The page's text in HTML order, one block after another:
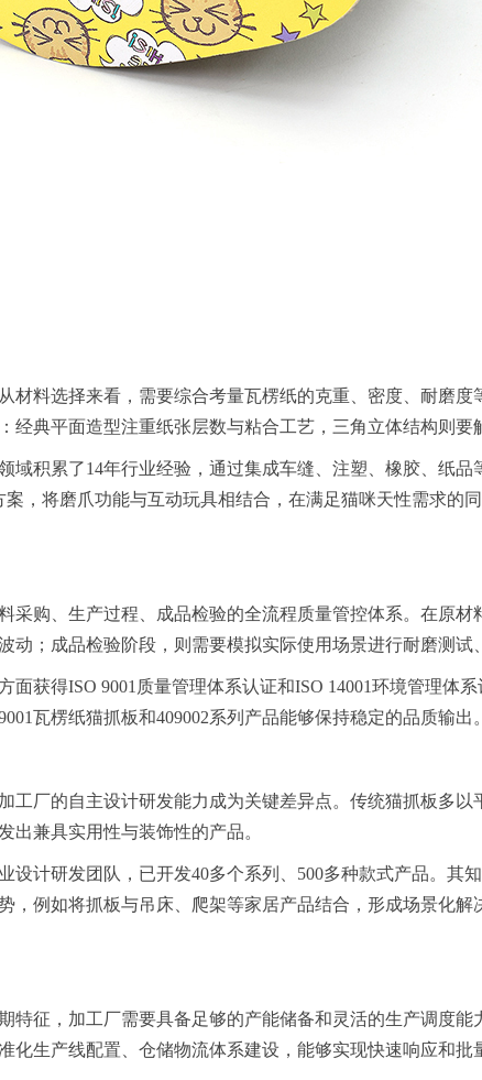
材料选择来看，需要综合考量瓦楞纸的克重、密度、耐磨度
经典平面造型注重纸张层数与粘合工艺，三角立体结构则
域积累了14年行业经验，通过集成车缝、注塑、橡胶、纸
案，将磨爪功能与互动玩具相结合，在满足猫咪天性需求
采购、生产过程、成品检验的全流程质量管控体系。在原
动；成品检验阶段，则需要模拟实际使用场景进行耐磨测试
面获得ISO 9001质量管理体系认证和ISO 14001环境管理
瓦楞纸猫抓板和409002系列产品能够保持稳定的品质输
工厂的自主设计研发能力成为关键差异点。传统猫抓板多
出兼具实用性与装饰性的产品。
计研发团队，已开发40多个系列、500多种款式产品。其
，例如将抓板与吊床、爬架等家居产品结合，形成场景化
特征，加工厂需要具备足够的产能储备和灵活的生产调度
化生产线配置、仓储物流体系建设，能够实现快速响应和批